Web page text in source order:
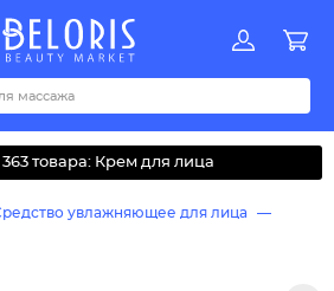
Акции
OPQRSTUVWYZАБВДЗИМОКЛНПРСТУФ
товара: Крем для лица
увлажняющее для лица